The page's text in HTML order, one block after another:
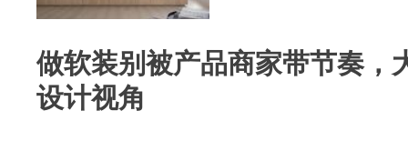
做软装别被产品商家带节奏，
设计视角